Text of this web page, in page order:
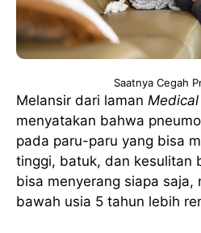
Saatnya Cegah
Melansir dari laman
menyatakan bahwa
pada paru-paru yang bisa
tinggi, batuk, dan kesulitan
bisa menyerang siapa saja,
bawah usia 5 tahun lebih